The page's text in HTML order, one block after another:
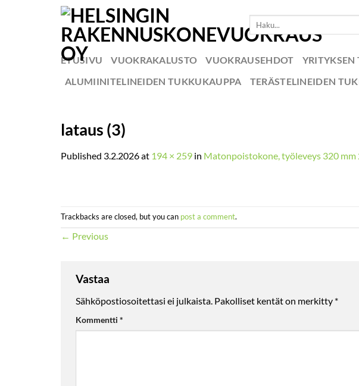
ETUSIVU VUOKRAKALUSTO VUOKRAUSEHDOT YRITYKSEN
ALUMIINITELINEIDEN TUKKUKAUPPA
TERÄSTELINEIDEN
lataus (3)
Published 3.2.2026at 194 × 259 in Matonpoistokone, työleveys 320 mm
Trackbacks are closed, but you can post a comment.
← Previous
Vastaa
Sähköpostiosoitettasi ei julkaista. Pakolliset kentät on merkitty *
Kommentti *